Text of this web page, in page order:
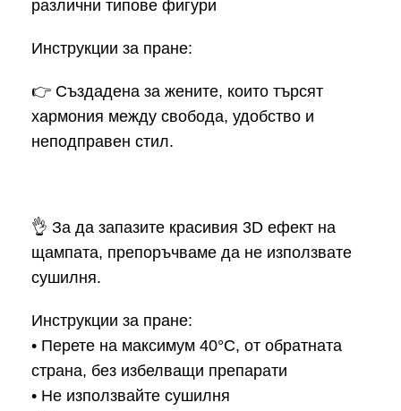
различни типове фигури
Инструкции за пране:
👉 Създадена за жените, които търсят
хармония между свобода, удобство и
неподправен стил.
👌 За да запазите красивия 3D ефект на
щампата, препоръчваме да не използвате
сушилня.
Инструкции за пране:
• Перете на максимум 40°C, от обратната
страна, без избелващи препарати
• Не използвайте сушилня